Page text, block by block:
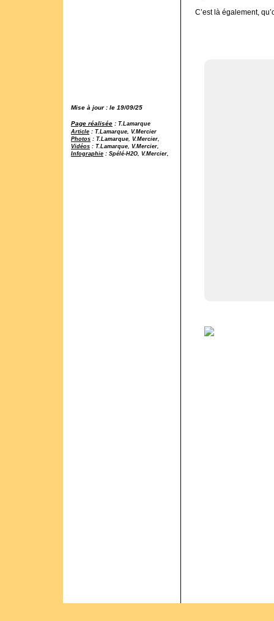
C’est là également,
Mise à jour : le 19/09/25
Page réalisée : T.Lamarque
Article : T.Lamarque, V.Mercier
Photos : T.Lamarque, V.Mercier,
Vidéos : T.Lamarque, V.Mercier,
Infographie : Spélé-H2O, V.Mercier,